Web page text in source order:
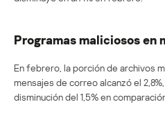
Programas maliciosos en
En febrero, la porción de archivos
mensajes de correo alcanzó el
disminución del 1,5% en